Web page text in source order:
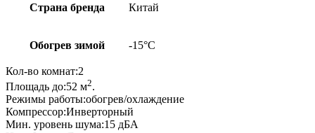
Страна бренда Китай
Обогрев зимой -15°С
Кол-во комнат:2
Площадь до:52 м2.
Режимы работы:обогрев/охлаждение
Компрессор:Инверторный
Мин. уровень шума:15 дБА